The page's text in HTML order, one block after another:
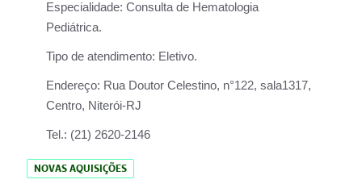
Especialidade: Consulta de Hematologia
Pediátrica.
Tipo de atendimento: Eletivo.
Endereço: Rua Doutor Celestino, n°122, sala1317,
Centro, Niterói-RJ
Tel.: (21) 2620-2146
NOVAS AQUISIÇÕES